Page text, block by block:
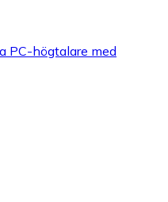
PC-högtalare med